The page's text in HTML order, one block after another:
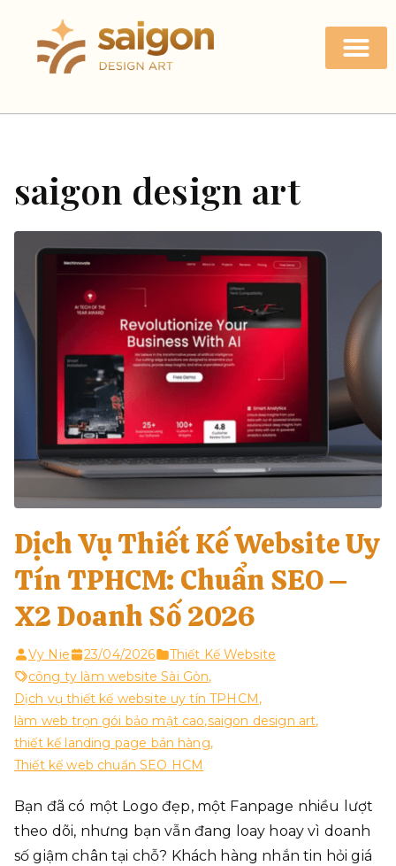
saigon design art
Dịch Vụ Thiết Kế Website Uy
Tín TPHCM: Chuẩn SEO –
X2 Doanh Số 2026
Vy Nie 23/04/2026
Thiết Kế Website
công ty làm website Sài Gòn,
Dịch vụ thiết kế website uy tín TPHCM,
làm web trọn gói bảo mật cao,saigon design art,
thiết kế landing page bán hàng,
Thiết kế web chuẩn SEO HCM
Bạn đã có một Logo đẹp, một Fanpage nhiều lượt
theo dõi, nhưng bạn vẫn đang loay hoay vì doanh
số giậm chân tại chỗ? Khách hàng nhắn tin hỏi giá